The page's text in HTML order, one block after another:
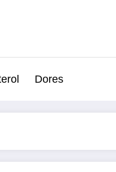
Dores